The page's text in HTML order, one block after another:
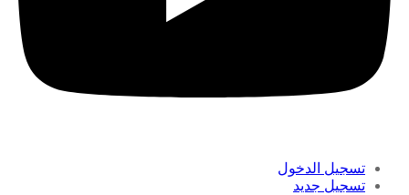
تسجيل الدخول
تسجيل جديد